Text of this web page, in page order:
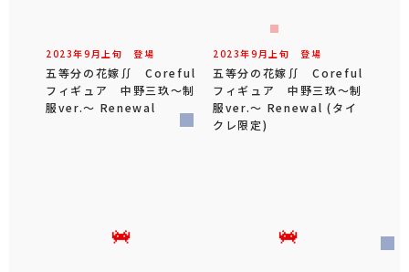
2023年9 月 上旬 登場
五等分の花嫁∬ Coreful
フィギュア 中野三玖～制
服ver.～ Renewal
2023年9 月 上旬 登場
五等分の花嫁∬ Coreful
フィギュア 中野三玖～制
服ver.～ Renewal (タイ
クレ限定)